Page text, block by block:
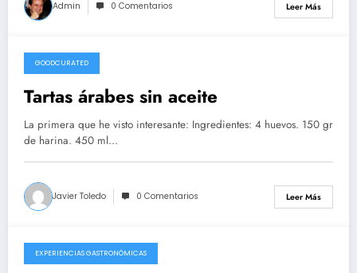
Admin 0 Comentarios Leer Más
21/02/2021
GOODCURATED
Tartas árabes sin aceite
La primera que he visto interesante: Ingredientes: 4 huevos. 150 gr
de harina. 450 ml…
Javier Toledo 0 Comentarios Leer Más
10/08/2020
EXPERIENCIAS GASTRONÓMICAS